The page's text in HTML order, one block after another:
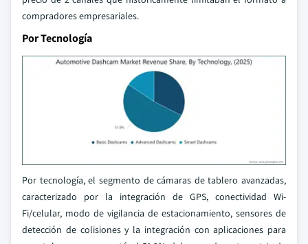
compradores empresariales.
Por Tecnología
Por tecnología, el segmento de cámaras de tablero avanzadas,
caracterizado por la integración de GPS, conectividad Wi-
Fi/celular, modo de vigilancia de estacionamiento, sensores de
detección de colisiones y la integración con aplicaciones para